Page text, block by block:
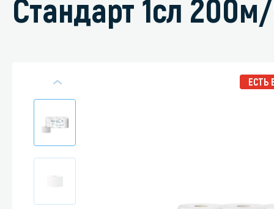
Дегризер
Средства
Стандарт 1сл
ЕСТЬ